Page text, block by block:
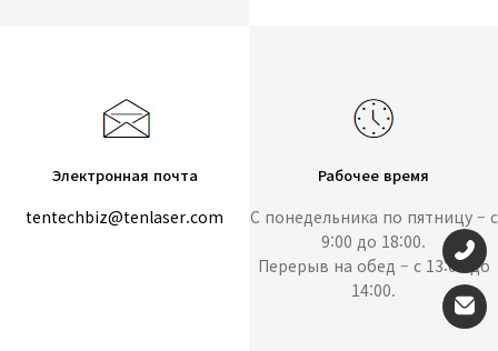
Электронная почта
tentechbiz@tenlaser.com
Рабочее время
С понедельника по пятницу – с
9:00 до 18:00.
Перерыв на обед – с 13:00 до
14:00.